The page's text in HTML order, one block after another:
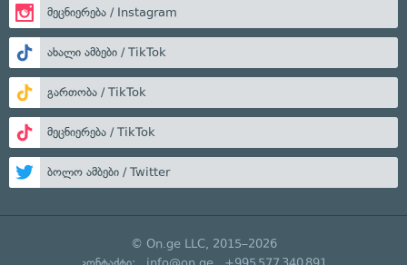
მეცნიერება / Instagram
ახალი ამბები / TikTok
გართობა / TikTok
მეცნიერება / TikTok
ბოლო ამბები / Twitter
© On.ge LLC, 2015–2026